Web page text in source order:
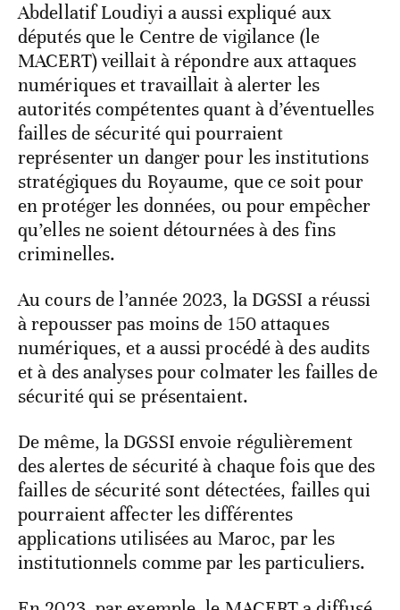
Abdellatif Loudiyi a aussi expliqué aux
députés que le Centre de vigilance (le
MACERT) veillait à répondre aux attaques
numériques et travaillait à alerter les
autorités compétentes quant à d’éventuelles
failles de sécurité qui pourraient
représenter un danger pour les institutions
stratégiques du Royaume, que ce soit pour
en protéger les données, ou pour empêcher
qu’elles ne soient détournées à des fins
criminelles.
Au cours de l’année 2023, la DGSSI a réussi
à repousser pas moins de 150 attaques
numériques, et a aussi procédé à des audits
et à des analyses pour colmater les failles de
sécurité qui se présentaient.
De même, la DGSSI envoie régulièrement
des alertes de sécurité à chaque fois que des
failles de sécurité sont détectées, failles qui
pourraient affecter les différentes
applications utilisées au Maroc, par les
institutionnels comme par les particuliers.